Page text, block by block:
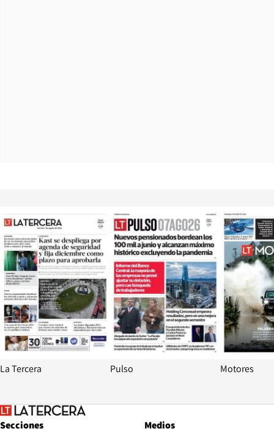
Opens in new window
La Tercera
Opens in
Pulso Motores
Secciones
Medios